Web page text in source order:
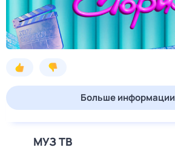
Больше информации
МУЗ ТВ